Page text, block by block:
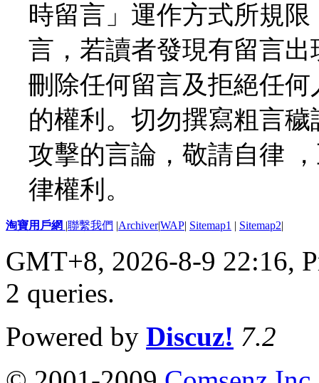
時留言」運作方式所規
言，若讀者發現有留言
刪除任何留言及拒絕任
的權利。切勿撰寫粗言
攻擊的言論，敬請自律
律權利。
淘寶用戶網 |聯繫我們 |Archiver|WAP| Sitemap1 | Sitemap2|
GMT+8, 2026-8-9 22:16,
2 queries.
Powered by Discuz! 7.2